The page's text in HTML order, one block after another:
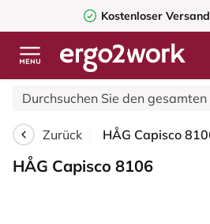
Kostenloser Versand
Zurück
HÅG Capisco 8106